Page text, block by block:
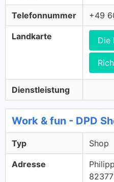
Telefonnummer +49
Landkarte Die
Dienstleistung
Work & fun - DPD
Typ Shop
Adresse